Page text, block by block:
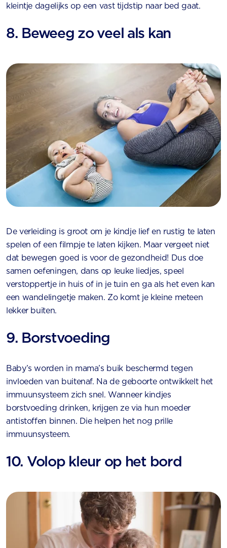
kleintje dagelijks op een vast tijdstip naar bed gaat.
8. Beweeg zo veel als kan
De verleiding is groot om je kindje lief en rustig te laten
spelen of een filmpje te laten kijken. Maar vergeet niet
dat bewegen goed is voor de gezondheid! Dus doe
samen oefeningen, dans op leuke liedjes, speel
verstoppertje in huis of in je tuin en ga als het even kan
een wandelingetje maken. Zo komt je kleine meteen
lekker buiten.
9. Borstvoeding
Baby’s worden in mama’s buik beschermd tegen
invloeden van buitenaf. Na de geboorte ontwikkelt het
immuunsysteem zich snel. Wanneer kindjes
borstvoeding drinken, krijgen ze via hun moeder
antistoffen binnen. Die helpen het nog prille
immuunsysteem.
10. Volop kleur op het bord